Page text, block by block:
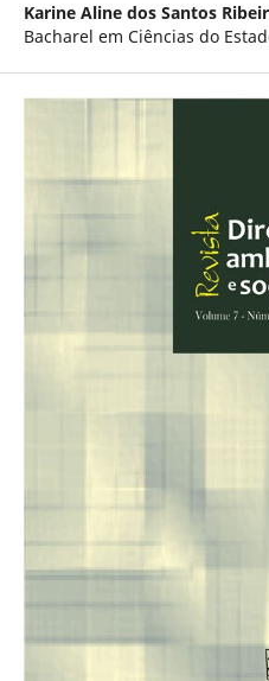
Karine Aline dos Santos
Bacharel em Ciências do